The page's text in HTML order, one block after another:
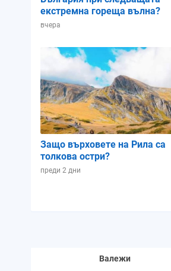
екстремна гореща вълна?
вчера
Защо върховете на Рила са
толкова остри?
преди 2 дни
Валежи